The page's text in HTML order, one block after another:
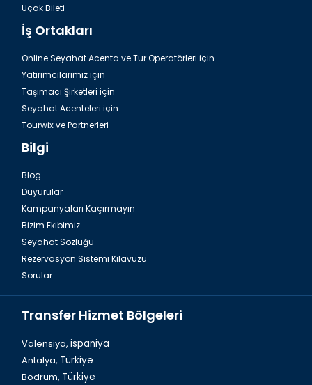
Antalya Havalimanı Belek Transfer Hizmetleri
Uçak Bileti
İş Ortakları
Online Seyahat Acenta ve Tur Operatörleri için
Yatırımcılarımız için
Taşımacı Şirketleri için
Seyahat Acenteleri için
Tourwix ve Partnerleri
Bilgi
Blog
Duyurular
Kampanyaları Kaçırmayın
Bizim Ekibimiz
Seyahat Sözlüğü
Rezervasyon Sistemi Kılavuzu
Sorular
Transfer Hizmet Bölgeleri
Valensiya, ispaniya
Antalya, Türkiye
Bodrum, Türkiye